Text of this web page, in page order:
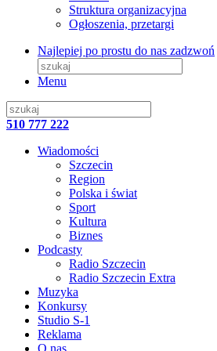
Struktura organizacyjna
Ogłoszenia, przetargi
Najlepiej po prostu do nas zadzwoń
Menu
510 777 222
Wiadomości
Szczecin
Region
Polska i świat
Sport
Kultura
Biznes
Podcasty
Radio Szczecin
Radio Szczecin Extra
Muzyka
Konkursy
Studio S-1
Reklama